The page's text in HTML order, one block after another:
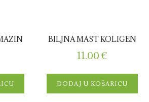
BILJNA MAST KOLIGEN
11.00 €
DODAJ U KOŠARICU